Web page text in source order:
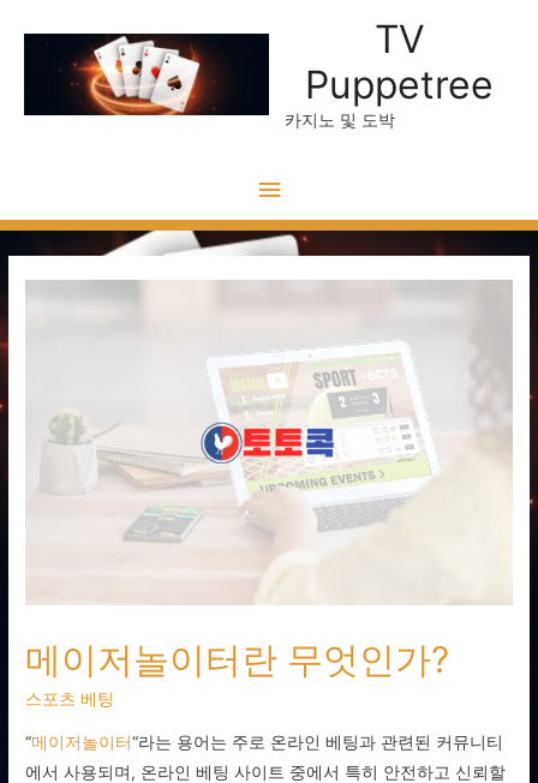
TV
Puppetree
카지노 및 도박
메
인
메
메이저놀이터란 무엇인가?
스포츠 베팅
“메이저놀이터“라는 용어는 주로 온라인 베팅과 관련된 커뮤니티
에서 사용되며, 온라인 베팅 사이트 중에서 특히 안전하고 신뢰할